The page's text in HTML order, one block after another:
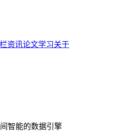
资讯论文学习关于
智能的数据引擎